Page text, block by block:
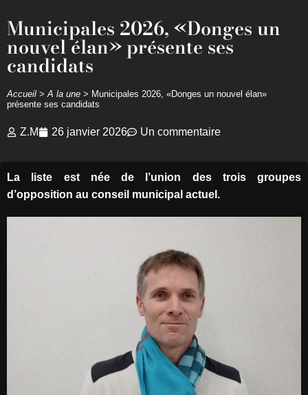
Municipales 2026, «Donges un
nouvel élan» présente ses
candidats
Accueil >A la une > Municipales 2026, «Donges un nouvel élan»
présente ses candidats
Z.M 26 janvier 2026 Un commentaire
La liste est née de l’union des trois groupes
d’opposition au conseil municipal actuel.